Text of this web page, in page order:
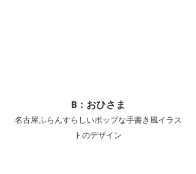
B：おひさま
名古屋ふらんすらしいポップな手書き風イラス
トのデザイン